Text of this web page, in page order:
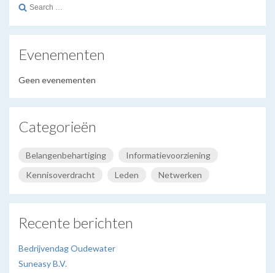
Search
Evenementen
Geen evenementen
Categorieën
Belangenbehartiging
Informatievoorziening
Kennisoverdracht
Leden Netwerken
Recente berichten
Bedrijvendag Oudewater
Suneasy B.V.